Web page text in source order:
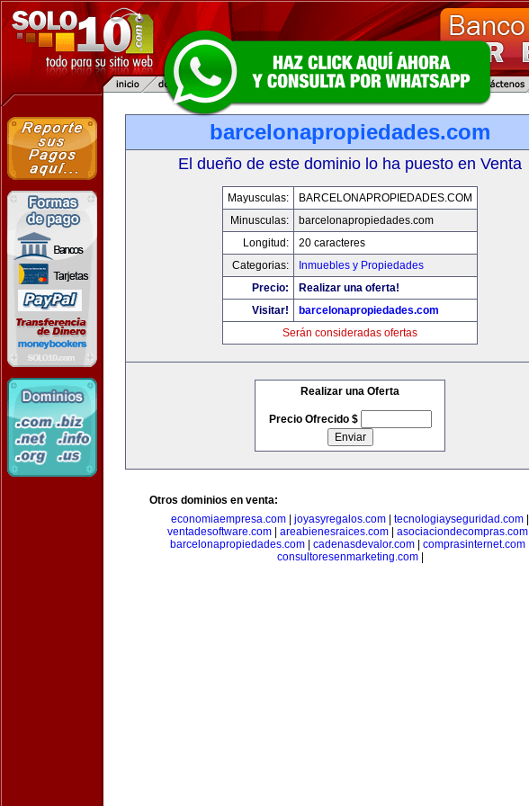
barcelonapropiedades.com
El dueño de este dominio lo ha puesto en Venta
Mayusculas:
BARCELONAPROPIEDADES.COM
Minusculas:
barcelonapropiedades.com
Longitud:
20 caracteres
Categorias:
Inmuebles y Propiedades
Precio:
Realizar una oferta!
Visitar!
barcelonapropiedades.com
Serán consideradas ofertas
Realizar una Oferta
Precio Ofrecido $
Otros dominios en venta:
economiaempresa.com
joyasyregalos.com tecnologiayseguridad.com
ventadesoftware.com| areabienesraices.com| asociaciondecompras.com|
barcelonapropiedades.com| cadenasdevalor.com| comprasinternet.com|
consultoresenmarketing.com|